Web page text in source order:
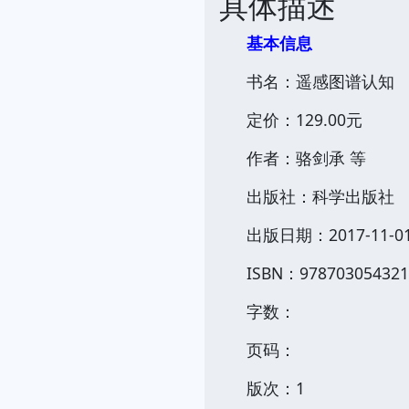
基本信息
书名：遥感图谱认知
定价：129.00元
作者：骆剑承 等
出版社：科学出版社
出版日期：2017-11-
ISBN：
字数：
页码：
版次：1